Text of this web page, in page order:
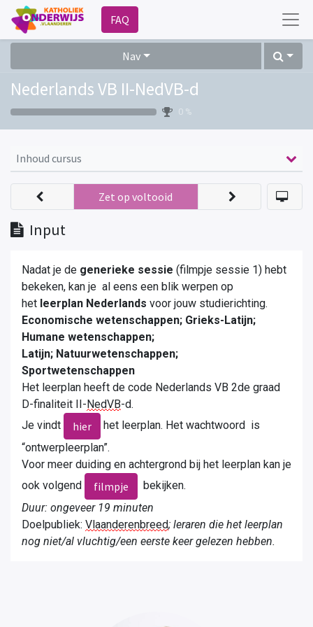
FAQ
Nav
Nederlands VB II-NedVB-d
0 %
Inhoud cursus
Input
Zet op voltooid
Nadat je de generieke sessie (filmpje sessie 1) hebt
bekeken, kan je al eens een blik werpen op
het leerplan Nederlands voor jouw studierichting.
Economische wetenschappen; Grieks-Latijn;
Humane wetenschappen;
Latijn; Natuurwetenschappen;
Sportwetenschappen
Het leerplan heeft de code Nederlands VB 2de graad
D-finaliteit II-NedVB-d.
Je vindt
hier het leerplan. Het wachtwoord is
“ontwerpleerplan”.
Voor meer duiding en achtergrond bij het leerplan kan je
ook volgend
filmpje
bekijken.
Duur: ongeveer 19 minuten
Doelpubliek: Vlaanderenbreed; leraren die het leerplan
nog niet/al vluchtig/een eerste keer gelezen hebben.